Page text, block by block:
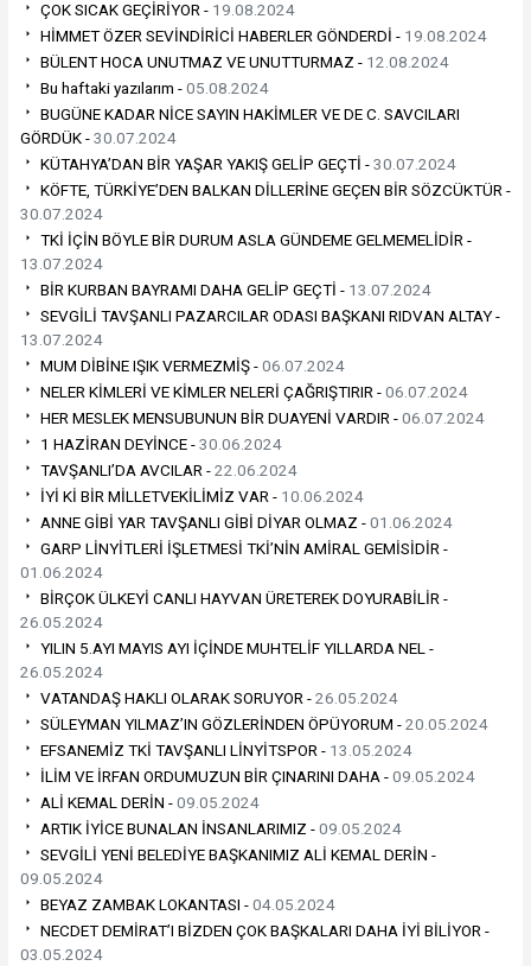
ÇOK SICAK GEÇİRİYOR - 19.08.2024
HİMMET ÖZER SEVİNDİRİCİ HABERLER GÖNDERDİ - 19.08.2024
BÜLENT HOCA UNUTMAZ VE UNUTTURMAZ - 12.08.2024
Bu haftaki yazılarım -05.08.2024
BUGÜNE KADAR NİCE SAYIN HAKİMLER VE DE C. SAVCILARI
GÖRDÜK -30.07.2024
KÜTAHYA’DAN BİR YAŞAR YAKIŞ GELİP GEÇTİ -30.07.2024
KÖFTE, TÜRKİYE’DEN BALKAN DİLLERİNE GEÇEN BİR SÖZCÜKTÜR -
30.07.2024
TKİ İÇİN BÖYLE BİR DURUM ASLA GÜNDEME GELMEMELİDİR -
13.07.2024
BİR KURBAN BAYRAMI DAHA GELİP GEÇTİ - 13.07.2024
SEVGİLİ TAVŞANLI PAZARCILAR ODASI BAŞKANI RIDVAN ALTAY -
13.07.2024
MUM DİBİNE IŞIK VERMEZMİŞ -06.07.2024
NELER KİMLERİ VE KİMLER NELERİ ÇAĞRIŞTIRIR -06.07.2024
HER MESLEK MENSUBUNUN BİR DUAYENİ VARDIR -06.07.2024
1 HAZİRAN DEYİNCE -30.06.2024
TAVŞANLI’DA AVCILAR -22.06.2024
İYİ Kİ BİR MİLLETVEKİLİMİZ VAR - 10.06.2024
ANNE GİBİ YAR TAVŞANLI GİBİ DİYAR OLMAZ -01.06.2024
GARP LİNYİTLERİ İŞLETMESİ TKİ’NİN AMİRAL GEMİSİDİR -
01.06.2024
BİRÇOK ÜLKEYİ CANLI HAYVAN ÜRETEREK DOYURABİLİR -
26.05.2024
YILIN 5.AYI MAYIS AYI İÇİNDE MUHTELİF YILLARDA NEL -
26.05.2024
VATANDAŞ HAKLI OLARAK SORUYOR -26.05.2024
SÜLEYMAN YILMAZ’IN GÖZLERİNDEN ÖPÜYORUM -20.05.2024
EFSANEMİZ TKİ TAVŞANLI LİNYİTSPOR - 13.05.2024
İLİM VE İRFAN ORDUMUZUN BİR ÇINARINI DAHA -09.05.2024
ALİ KEMAL DERİN -09.05.2024
ARTIK İYİCE BUNALAN İNSANLARIMIZ -09.05.2024
SEVGİLİ YENİ BELEDİYE BAŞKANIMIZ ALİ KEMAL DERİN -
09.05.2024
BEYAZ ZAMBAK LOKANTASI -04.05.2024
NECDET DEMİRAT’I BİZDEN ÇOK BAŞKALARI DAHA İYİ BİLİYOR -
03.05.2024